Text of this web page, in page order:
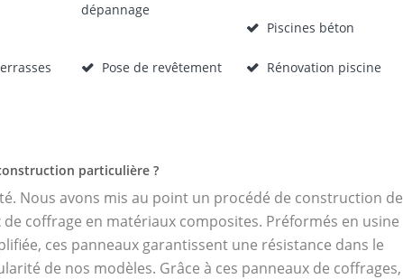
dépannage
Piscines béton
Pose de revêtement Rénovation piscine
particulière ?
Nous avons mis au point un procédé de construction de
coffrage en matériaux composites. Préformés en usine
ces panneaux garantissent une résistance dans le
de nos modèles. Grâce à ces panneaux de coffrages,